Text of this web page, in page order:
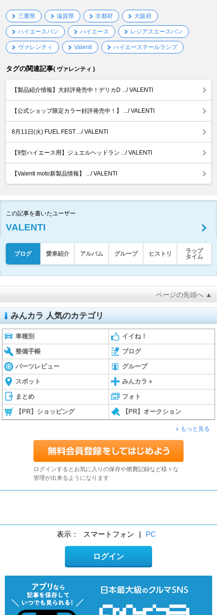
三重県 滋賀県 京都府 大阪府
ハイエースバン ハイエース レジアスエースバン
ヴァレンティ Valenti ハイエーステールランプ
タグの関連記事( ヴァレンティ )
【製品紹介情報】大好評発売中！デリカD .../ VALENTI
【公式ショップ限定カラー好評発売中！】 .../ VALENTI
8月11日(火) FUEL FEST .../ VALENTI
【9型ハイエース用】ジュエルヘッドラン .../ VALENTI
【Valenti moto新製品情報】 .../ VALENTI
この記事を書いたユーザー
VALENTI
ブログ 愛車紹介 アルバム グループ ヒストリ
ラップ
タイム
ページの先頭へ ▲
みんカラ 人気のカテゴリ
車種別 イイね！
整備手帳 ブログ
パーツレビュー グループ
スポット みんカラ＋
まとめ フォト
【PR】ショッピング 【PR】オークション
もっと見る
ログインするとお気に入りの保存や燃費記録など様々な
管理が出来るようになります
表示： スマートフォン | PC
ログイン